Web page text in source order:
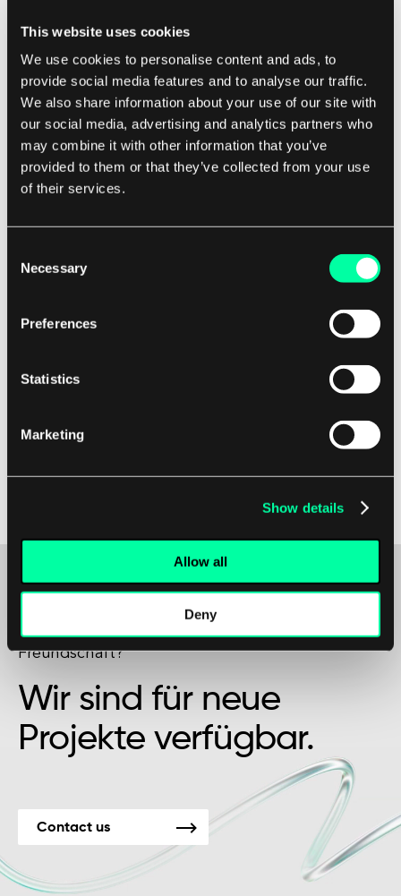
This website uses cookies
We use cookies to personalise content and ads, to
provide social media features and to analyse our traffic.
We also share information about your use of our site with
our social media, advertising and analytics partners who
may combine it with other information that you’ve
provided to them or that they’ve collected from your use
of their services.
Selection
Necessary
Preferences
Statistics
Marketing
Show details
Allow all
Deny
spezifischen Bedürfnisse und Vorlieben
anzupassen.
Dazu gehört die Möglichkeit, benutzerdefinierte
Bildschirme zu erstellen, Alarme und
Benachrichtigungen zu konfigurieren und
Drittanbietergeräte und -software zu integrieren.
betrieblichen Effizienz, der Reduzierung von
Gesamtleistung des Systems.
unverzichtbaren Werkzeug für Unternehmen, die
wettbewerbsfähig bleiben möchten.
Freundschaft?
Wir sind für neue
Projekte verfügbar.
Contact us